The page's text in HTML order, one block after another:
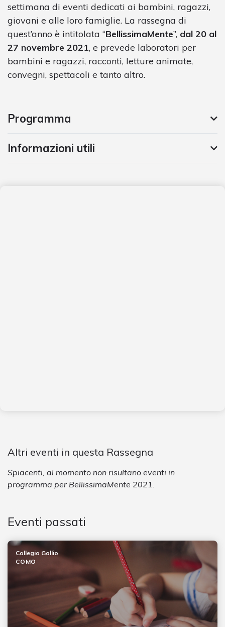
settimana di eventi dedicati ai bambini, ragazzi,
giovani e alle loro famiglie. La rassegna di
quest’anno è intitolata “BellissimaMente”, dal 20 al
27 novembre 2021, e prevede laboratori per
bambini e ragazzi, racconti, letture animate,
convegni, spettacoli e tanto altro.
Programma
Informazioni utili
Altri eventi in questa Rassegna
Spiacenti, al momento non risultano eventi in
programma per BellissimaMente 2021.
Eventi passati
Collegio Gallio
COMO